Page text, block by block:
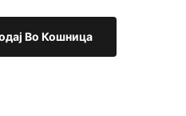
Во Кошница